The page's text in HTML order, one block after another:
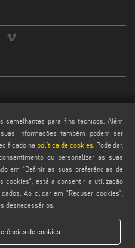
semelhantes para fins técnicos. Além
informações também podem ser
na política de cookies . Pode dar,
ou personalizar as suas
em "Definir as suas preferências de
cookies", está a consentir a utilização
Ao clicar em "Recusar cookies",
desnecessários.
de cookies